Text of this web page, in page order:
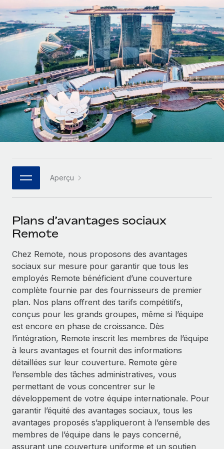
Gestion des freelances
Intégrez et gérez vos freelances partout dans le monde
PEO
Sous-traitez les opérations complexes liées à l’emploi
INFRASTRUCTURE
Intégration Remote
Intégrez vos RH aux flux de travail en toute simplicité
Plateforme
Connecter
Nouveau
Connectez n'importe quel outil d’IA à Remote grâce à
notre MCP
Intégrations
Rationalisez vos processus avec des outils essentiels
SERVICES
Demandez aux experts
Recevez des conseils d’experts sur les RH à
l’international et la conformité
Contrôles d’antécédents
Simplifiez vos processus de présélection des
candidats
Remote Watchtower
Gardez un temps d’avance sur les risques en
matière de conformité
Gestion des appareils
Achetez et suivez vos équipements informatiques
dans le monde entier
Comparer Remote
Examinez notre service par rapport aux autres
CROISSANCE
Start-ups
Des solutions agiles et internationales pour les RH et la
paie des entreprises en pleine croissance
Entreprises intermédiaires
Développez vos équipes avec des solutions RH sur
mesure
Entreprise
Les RH à l’international pour les grandes entreprises
Partenaires stratégiques de la tech
Intégrez les RH à l’international de manière flexible
Devenir partenaire
Explorez avec nous vos opportunités de partenariat
Remote Build
Bientôt disponible
Conseil en intégrations et automatisations assistées par
ÉTUDES DE CAS
Comment Weaviate, l'as de l'IA, a développé
ses effectifs de 120 % avec Remote
Weaviate en bref Weaviate crée des infrastructures open
source et AI-first. Sa mission est...
En savoir plus
pays
Calculateur de paiement des freelances
Découvrez les devises disponibles et les vitesses de
paiement pour vos freelances internationaux
APPRENDRE AVEC REMOTE
Recherche et guides
Études de cas
Checklists et modèles
Descriptions de postes
Événements
Données sur les salaires et les talents
Centre de ressources
Obtenir de l’aide
Voir toutes les ressources
BLOG
Paie multipays
EOR et PEO
Gestion des freelances
Nederlands
Français
Deutsch
Español
Italiano
Português (Portugal)
日本語
한국어
Connexion
Aperçu
Plans d’avantages sociaux
Remote
Chez Remote, nous proposons des avantages
sociaux sur mesure pour garantir que tous les
employés Remote bénéficient d’une couverture
complète fournie par des fournisseurs de premier
plan. Nos plans offrent des tarifs compétitifs,
conçus pour les grands groupes, même si l’équipe
est encore en phase de croissance. Dès
l’intégration, Remote inscrit les membres de l’équipe
à leurs avantages et fournit des informations
détaillées sur leur couverture. Remote gère
l’ensemble des tâches administratives, vous
permettant de vous concentrer sur le
développement de votre équipe internationale. Pour
garantir l’équité des avantages sociaux, tous les
avantages proposés s’appliqueront à l’ensemble des
membres de l’équipe dans le pays concerné,
assurant une couverture uniforme et un soutien